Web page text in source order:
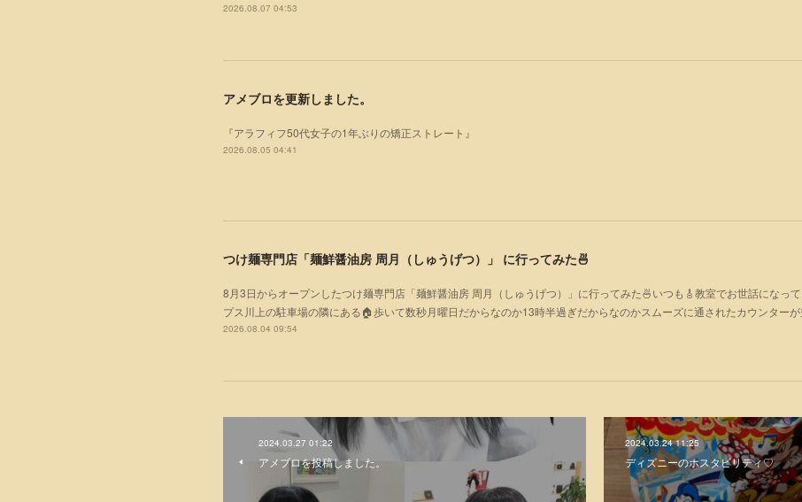
2026.08.07 04:53
アメブロを更新しました。
『アラフィフ50代女子の1年ぶりの矯正ストレート』
2026.08.05 04:41
つけ麺専門店「麺鮮醤油房 周月（しゅうげつ）」⁡ に行ってみた🍜
8月3日からオープンしたつけ麺専門店「麺鮮醤油房 周月（しゅうげつ）」⁡に行ってみた🍜いつも🎸教室でお世話になっ
プス川上の駐車場の隣にある🏠歩いて数秒月曜日だからなのか13時半過ぎだからなのかスムーズに通されたカウンターが
2026.08.04 09:54
2024.03.27 01:22
アメブロを投稿しました。
2024.03.24 11:25
ディズニーのホスタビリティ♡